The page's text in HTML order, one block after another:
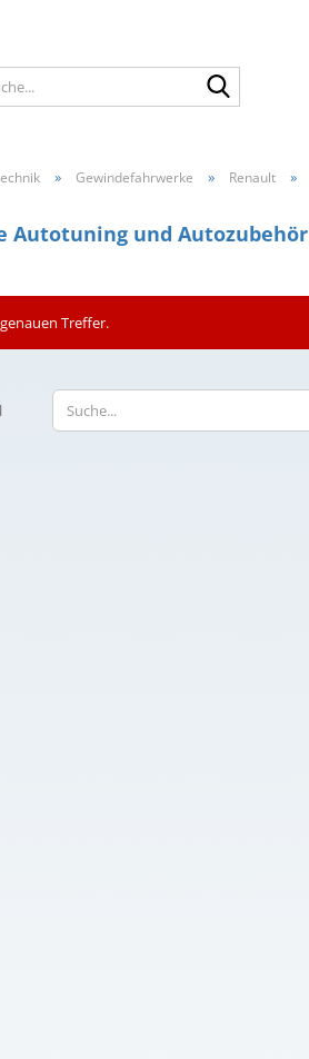
» Gewindefahrwerke » Renault »
Autotuning und Autozubehör
Treffer.